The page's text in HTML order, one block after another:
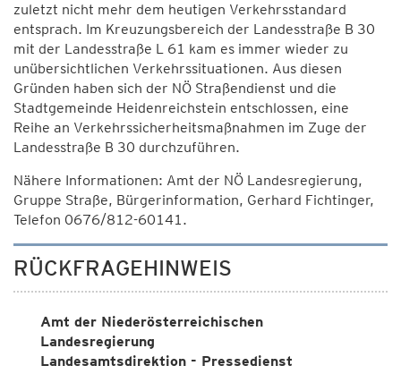
zuletzt nicht mehr dem heutigen Verkehrsstandard
entsprach. Im Kreuzungsbereich der Landesstraße B 30
mit der Landesstraße L 61 kam es immer wieder zu
unübersichtlichen Verkehrssituationen. Aus diesen
Gründen haben sich der NÖ Straßendienst und die
Stadtgemeinde Heidenreichstein entschlossen, eine
Reihe an Verkehrssicherheitsmaßnahmen im Zuge der
Landesstraße B 30 durchzuführen.
Nähere Informationen: Amt der NÖ Landesregierung,
Gruppe Straße, Bürgerinformation, Gerhard Fichtinger,
Telefon 0676/812-60141.
RÜCKFRAGEHINWEIS
Amt der Niederösterreichischen
Landesregierung
Landesamtsdirektion - Pressedienst